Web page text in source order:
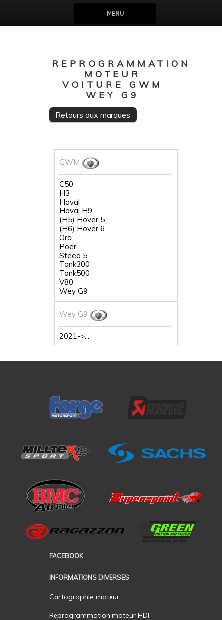
MENU
REPROGRAMMATION
MOTEUR
VOITURE GWM
WEY G9
Retours aux marques
GWM
C50
H3
Haval
Haval H9
(H5) Hover 5
(H6) Hover 6
Ora
Poer
Steed 5
Tank300
Tank500
V80
Wey G9
Wey G9
2021->...
FACEBOOK
INFORMATIONS DIVERSES
Cartographie moteur
Reprogrammation moteur HDI